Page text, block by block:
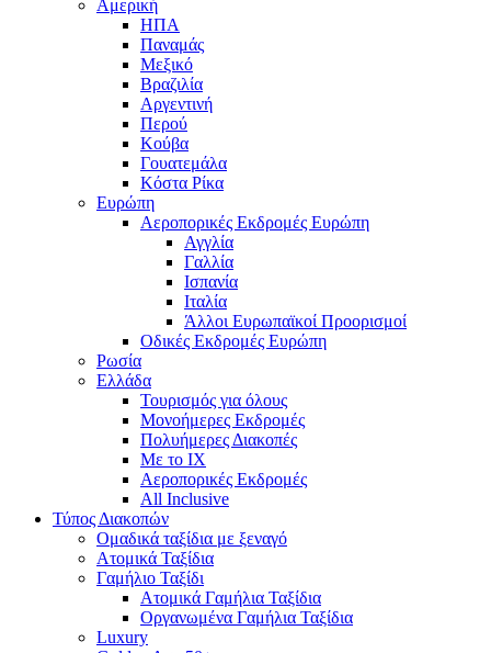
Αμερική
ΗΠΑ
Παναμάς
Μεξικό
Βραζιλία
Αργεντινή
Περού
Κούβα
Γουατεμάλα
Κόστα Ρίκα
Ευρώπη
Αεροπορικές Εκδρομές Ευρώπη
Αγγλία
Γαλλία
Ισπανία
Ιταλία
Άλλοι Ευρωπαϊκοί Προορισμοί
Οδικές Εκδρομές Ευρώπη
Ρωσία
Ελλάδα
Τουρισμός για όλους
Mονοήμερες Εκδρομές
Πολυήμερες Διακοπές
Με το ΙΧ
Αεροπορικές Εκδρομές
All Inclusive
Τύπος Διακοπών
Ομαδικά ταξίδια με ξεναγό
Ατομικά Ταξίδια
Γαμήλιο Ταξίδι
Ατομικά Γαμήλια Ταξίδια
Οργανωμένα Γαμήλια Ταξίδια
Luxury